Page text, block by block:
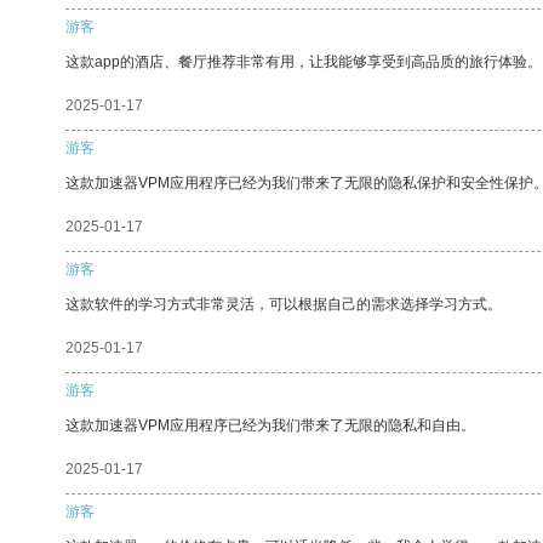
游客
这款app的酒店、餐厅推荐非常有用，让我能够享受到高品质的旅行体验。
2025-01-17
游客
这款加速器VPM应用程序已经为我们带来了无限的隐私保护和安全性保护
2025-01-17
游客
这款软件的学习方式非常灵活，可以根据自己的需求选择学习方式。
2025-01-17
游客
这款加速器VPM应用程序已经为我们带来了无限的隐私和自由。
2025-01-17
游客